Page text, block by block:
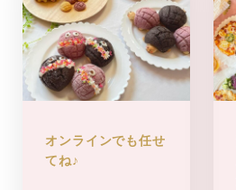
オンラインでも任せ
てね♪